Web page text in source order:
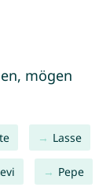
mögen
Lasse
Pepe